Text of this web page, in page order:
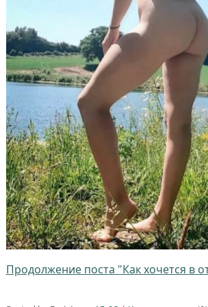
Продолжение поста "Как хочется в